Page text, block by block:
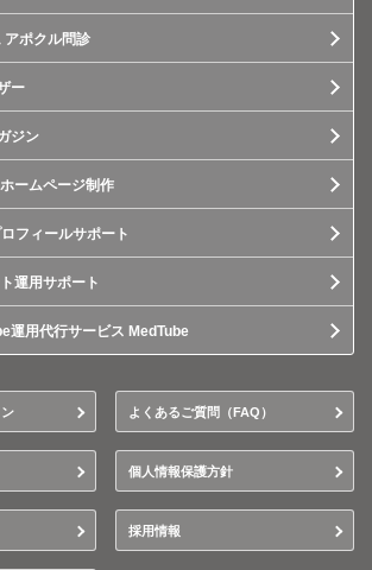
アポクル問診
ー
ジン
ームページ制作
フィールサポート
運用サポート
運用代行サービス MedTube
よくあるご質問（FAQ）
個人情報保護方針
採用情報